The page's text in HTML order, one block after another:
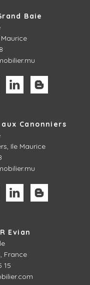
Baie
aux Canonniers
Ile Maurice
Evian
France
15